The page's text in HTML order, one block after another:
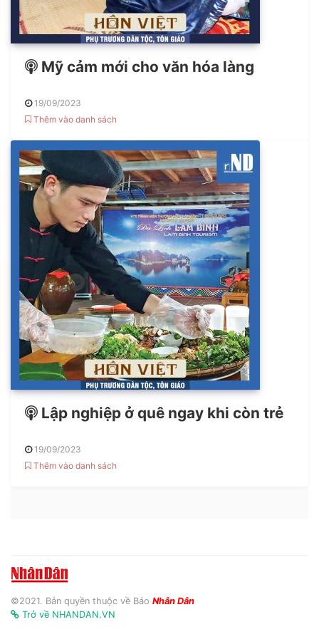
Mỹ cảm mới cho văn hóa làng
19/09/2023
Thêm vào danh sách
Lập nghiệp ở quê ngay khi còn trẻ
19/09/2023
Thêm vào danh sách
©2021. Bản quyền thuộc về Báo Nhân Dân
Trở về NHANDAN.VN